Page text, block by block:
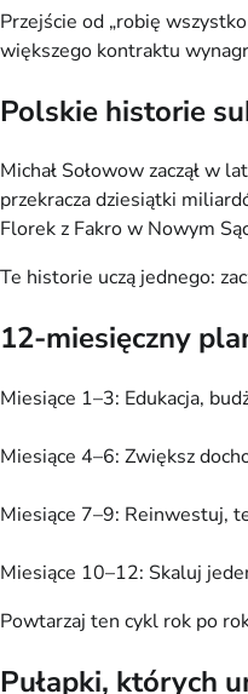
Przejście od „robię
większego kontraktu
Polskie historie
Michał Sołowow zaczął w
przekracza dziesiątki
Florek z Fakro w Nowym
Te historie uczą jednego:
12-miesięczny
Miesiące 1–3: Edukacja,
Miesiące 4–6: Zwiększ
Miesiące 7–9: Reinwestuj,
Miesiące 10–12: Skaluj
Powtarzaj ten cykl rok po
Pułapki, których